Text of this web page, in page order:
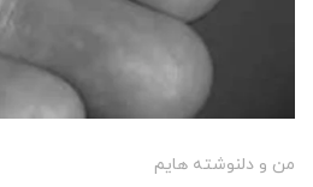
من و دلنوشته هایم